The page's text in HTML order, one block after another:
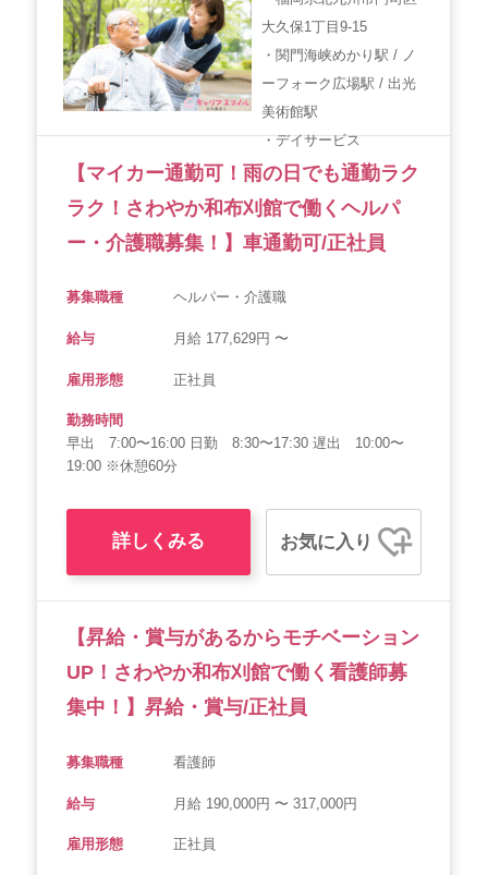
大久保1丁目9-15
・関門海峡めかり駅 / ノ
ーフォーク広場駅 / 出光
美術館駅
・デイサービス
【マイカー通勤可！雨の日でも通勤ラク
ラク！さわやか和布刈館で働くヘルパ
ー・介護職募集！】車通勤可/正社員
募集職種 ヘルパー・介護職
給与 月給 177,629円 〜
雇用形態 正社員
勤務時間
早出 7:00〜16:00 日勤 8:30〜17:30 遅出 10:00〜
19:00 ※休憩60分
詳しくみる お気に入り
【昇給・賞与があるからモチベーション
UP！さわやか和布刈館で働く看護師募
集中！】昇給・賞与/正社員
募集職種 看護師
給与 月給 190,000円 〜 317,000円
雇用形態 正社員